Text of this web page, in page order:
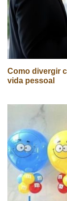
Como divergir
vida pessoal